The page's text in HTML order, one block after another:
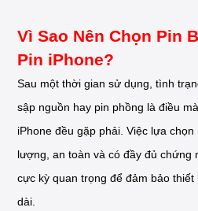
Vì Sao Nên Chọn Pin
Pin iPhone?
Sau một thời gian sử dụng, tình
sập nguồn hay pin phồng là điều
iPhone đều gặp phải. Việc lựa
lượng, an toàn và có đầy đủ chứng
cực kỳ quan trọng để đảm bảo
dài.